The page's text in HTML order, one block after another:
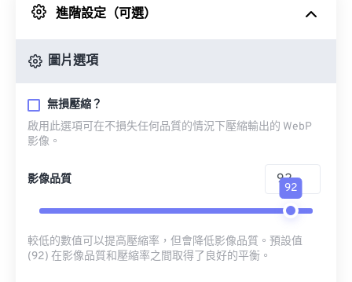
來自 Google 雲端硬碟
來自網址
進階設定（可選）
圖片選項
無損壓縮？
啟用此選項可在不損失任何品質的情況下壓縮輸出的 WebP
影像。
影像品質
92
較低的數值可以提高壓縮率，但會降低影像品質。預設值
(92) 在影像品質和壓縮率之間取得了良好的平衡。